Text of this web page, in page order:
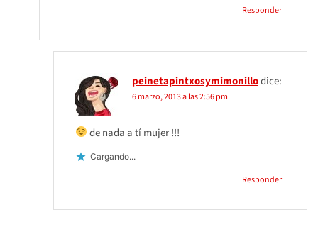
Responder
peinetapintxosymimonillodice:
6 marzo, 2013 a las 2:56 pm
de nada a tí mujer !!!
Cargando...
Responder